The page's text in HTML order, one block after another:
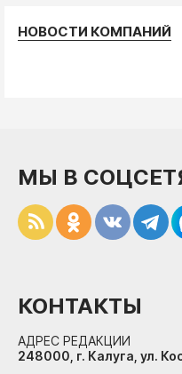
НОВОСТИ КОМПАНИЙ
МЫ В
КОНТАКТЫ
АДРЕС РЕДАКЦИИ
248000, г. Калуга, ул.